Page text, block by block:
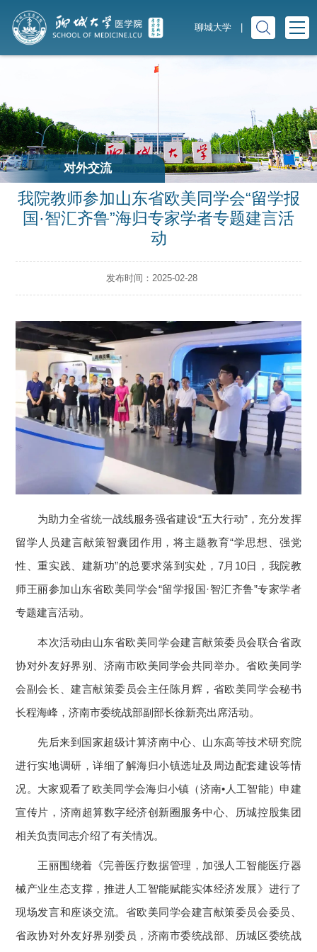
聊城大学
对外交流
我院教师参加山东省欧美同学会“留学报
国·智汇齐鲁”海归专家学者专题建言活
动
发布时间：2025-02-28
为助力全省统一战线服务强省建设“五大行动”，充分发挥
留学人员建言献策智囊团作用，将主题教育“学思想、强党
性、重实践、建新功”的总要求落到实处，7月10日，我院教
师王丽参加山东省欧美同学会“留学报国·智汇齐鲁”专家学者
专题建言活动。
本次活动由山东省欧美同学会建言献策委员会联合省政
协对外友好界别、济南市欧美同学会共同举办。省欧美同学
会副会长、建言献策委员会主任陈月辉，省欧美同学会秘书
长程海峰，济南市委统战部副部长徐新亮出席活动。
先后来到国家超级计算济南中心、山东高等技术研究院
进行实地调研，详细了解海归小镇选址及周边配套建设等情
况。大家观看了欧美同学会海归小镇（济南•人工智能）申建
宣传片，济南超算数字经济创新圈服务中心、历城控股集团
相关负责同志介绍了有关情况。
王丽围绕着《完善医疗数据管理，加强人工智能医疗器
械产业生态支撑，推进人工智能赋能实体经济发展》进行了
现场发言和座谈交流。省欧美同学会建言献策委员会委员、
省政协对外友好界别委员，济南市委统战部、历城区委统战